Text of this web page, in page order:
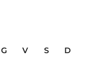
G V S
D